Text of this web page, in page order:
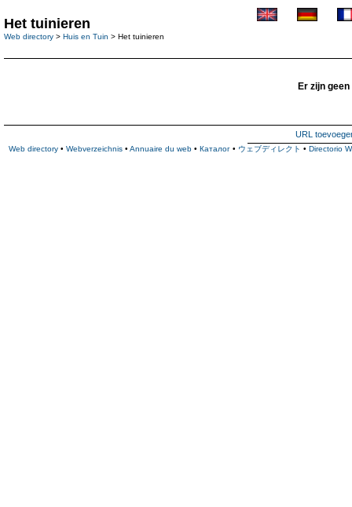
Het tuinieren
Web directory > Huis en Tuin > Het tuinieren
Er zijn
URL
Web directory • Webverzeichnis • Annuaire du web • Каталог • ウェブディレクト • Directorio